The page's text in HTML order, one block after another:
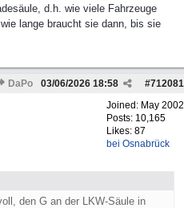
d.h. wie viele Fahrzeuge
lange braucht sie dann, bis sie
DaPo #712081
03/06/2026 18:58
Joined: May 2002
Posts: 10,165
Likes: 87
bei Osnabrück
den G an der LKW-Säule in